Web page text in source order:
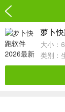
萝卜快
大小：
类别：